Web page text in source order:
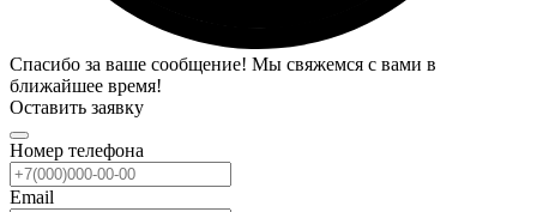
Спасибо за ваше сообщение! Мы свяжемся с вами в
ближайшее время!
Оставить заявку
Номер телефона
Email